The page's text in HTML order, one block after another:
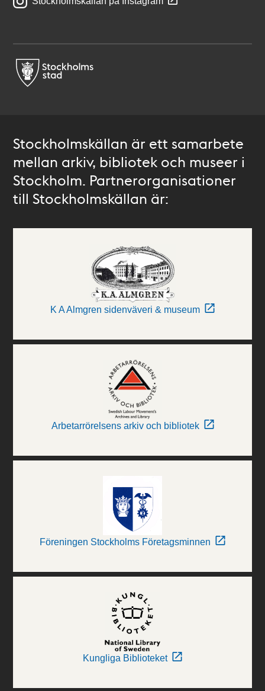
Stockholmskällan är ett samarbete
mellan arkiv, bibliotek och museer i
Stockholm. Partnerorganisationer
till Stockholmskällan är:
K A Almgren sidenväveri & museum
Arbetarrörelsens arkiv och bibliotek
Föreningen Stockholms Företagsminnen
Kungliga Biblioteket